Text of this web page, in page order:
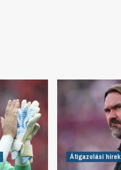
Átigazolási hírek